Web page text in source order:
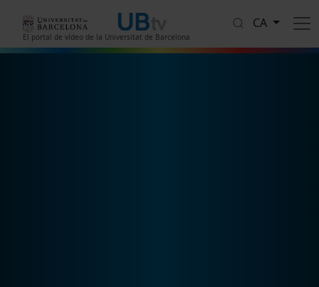
El portal de vídeo de la Universitat de Barcelona
CA